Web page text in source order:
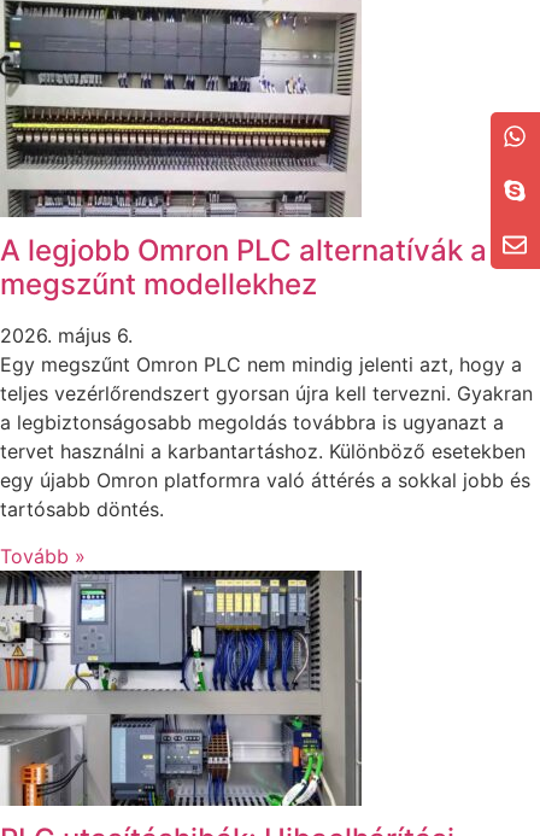
A legjobb Omron PLC alternatívák a
megszűnt modellekhez
2026. május 6.
Egy megszűnt Omron PLC nem mindig jelenti azt, hogy a
teljes vezérlőrendszert gyorsan újra kell tervezni. Gyakran
a legbiztonságosabb megoldás továbbra is ugyanazt a
tervet használni a karbantartáshoz. Különböző esetekben
egy újabb Omron platformra való áttérés a sokkal jobb és
tartósabb döntés.
Tovább »